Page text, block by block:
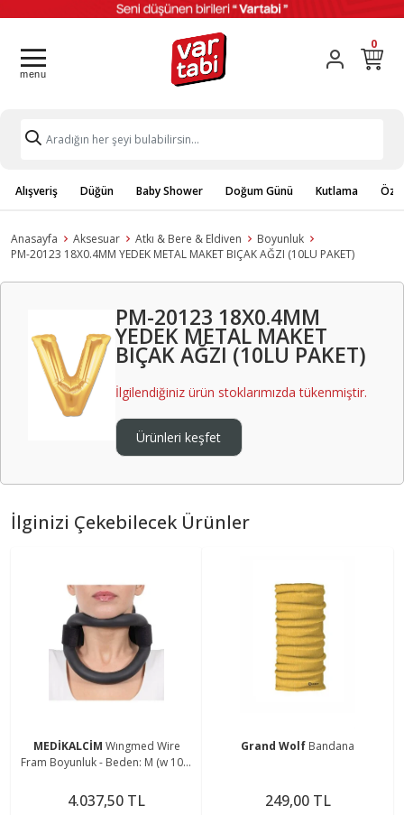
0
Alışveriş Düğün Baby Shower Doğum Günü Kutlama
Anasayfa Aksesuar Atkı & Bere & Eldiven
Boyunluk
PM-20123 18X0.4MM YEDEK METAL MAKET BIÇAK AĞZI (10LU PAKET)
PM-20123 18X0.4MM
YEDEK METAL MAKET
BIÇAK AĞZI (10LU PAKET)
İlgilendiğiniz ürün stoklarımızda tükenmiştir.
Ürünleri keşfet
İlginizi Çekebilecek Ürünler
MEDİKALCİM Wıngmed Wire
Fram Boyunluk - Beden: M (w 109-
4.037,50 TL
Grand Wolf Bandana
249,00 TL